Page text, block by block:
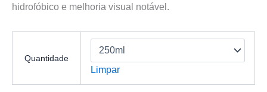
hidrofóbico e melhoria visual notável.
Quantidade
Limpar